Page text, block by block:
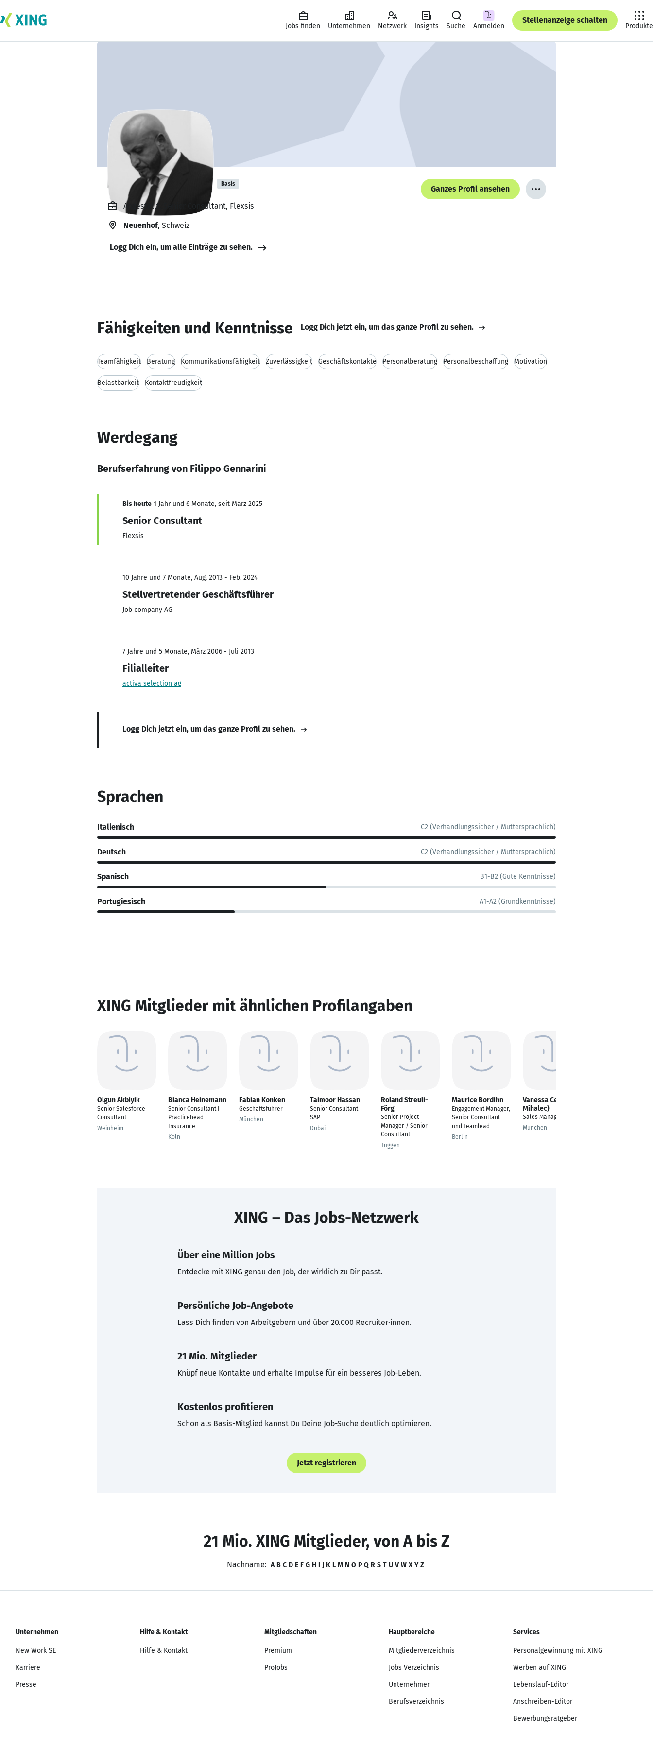
Jobs finden Unternehmen Netzwerk Insights Suche Anmelden
Stellenanzeige schalten
Produkte
Filippo Gennarini Basis
Ganzes Profil ansehen
Angestellt, Senior Consultant, Flexsis
Neuenhof, Schweiz
Logg Dich ein, um alle Einträge zu sehen.
Fähigkeiten und Kenntnisse Logg Dich jetzt ein, um das ganze Profil zu sehen.
Teamfähigkeit Beratung Kommunikationsfähigkeit Zuverlässigkeit Geschäftskontakte Personalberatung Personalbeschaffung Motivation
Belastbarkeit Kontaktfreudigkeit
Werdegang
Berufserfahrung von Filippo Gennarini
Bis heute 1 Jahr und 6 Monate, seit März 2025
Senior Consultant
Flexsis
10 Jahre und 7 Monate, Aug. 2013 - Feb. 2024
Stellvertretender Geschäftsführer
Job company AG
7 Jahre und 5 Monate, März 2006 - Juli 2013
Filialleiter
activa selection ag
Logg Dich jetzt ein, um das ganze Profil zu sehen.
Sprachen
Italienisch C2 (Verhandlungssicher / Muttersprachlich)
Deutsch C2 (Verhandlungssicher / Muttersprachlich)
Spanisch B1-B2 (Gute Kenntnisse)
Portugiesisch A1-A2 (Grundkenntnisse)
XING Mitglieder mit ähnlichen Profilangaben
Olgun Akbiyik
Senior Salesforce
Consultant
Weinheim
Bianca Heinemann
Senior Consultant I
Practicehead
Insurance
Köln
Fabian Konken
Geschäftsführer
München
Taimoor Hassan
Senior Consultant
SAP
Dubai
Roland Streuli-
Förg
Senior Project
Manager / Senior
Consultant
Tuggen
Maurice Bordihn
Engagement Manager,
Senior Consultant
und Teamlead
Berlin
Vanessa Cepl (geb.
Mihalec)
Sales Manager
München
XING – Das Jobs-Netzwerk
Über eine Million Jobs
Entdecke mit XING genau den Job, der wirklich zu Dir passt.
Persönliche Job-Angebote
Lass Dich finden von Arbeitgebern und über 20.000 Recruiter·innen.
21 Mio. Mitglieder
Knüpf neue Kontakte und erhalte Impulse für ein besseres Job-Leben.
Kostenlos profitieren
Schon als Basis-Mitglied kannst Du Deine Job-Suche deutlich optimieren.
Jetzt registrieren
21 Mio. XING Mitglieder, von A bis Z
Nachname: A B C D E F G H I J K L M N O P Q R S T U V W X Y Z
Unternehmen
New Work SE
Karriere
Presse
Hilfe & Kontakt
Hilfe & Kontakt
Mitgliedschaften
Premium
ProJobs
Hauptbereiche
Mitgliederverzeichnis
Jobs Verzeichnis
Unternehmen
Berufsverzeichnis
Services
Personalgewinnung mit XING
Werben auf XING
Lebenslauf-Editor
Anschreiben-Editor
Bewerbungsratgeber